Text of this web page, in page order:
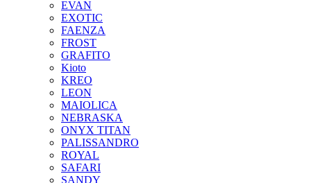
EVAN
EXOTIC
FAENZA
FROST
GRAFITO
Kioto
KREO
LEON
MAIOLICA
NEBRASKA
ONYX TITAN
PALISSANDRO
ROYAL
SAFARI
SANDY